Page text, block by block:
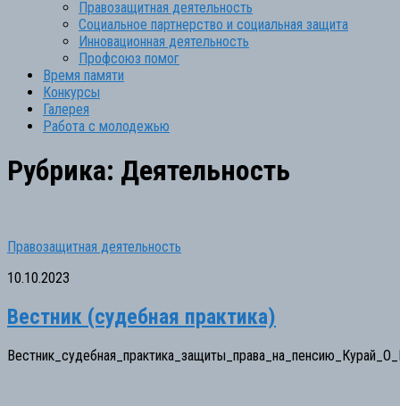
Правозащитная деятельность
Социальное партнерство и социальная защита
Инновационная деятельность
Профсоюз помог
Время памяти
Конкурсы
Галерея
Работа с молодежью
Рубрика: Деятельность
Правозащитная деятельность
10.10.2023
Вестник (судебная практика)